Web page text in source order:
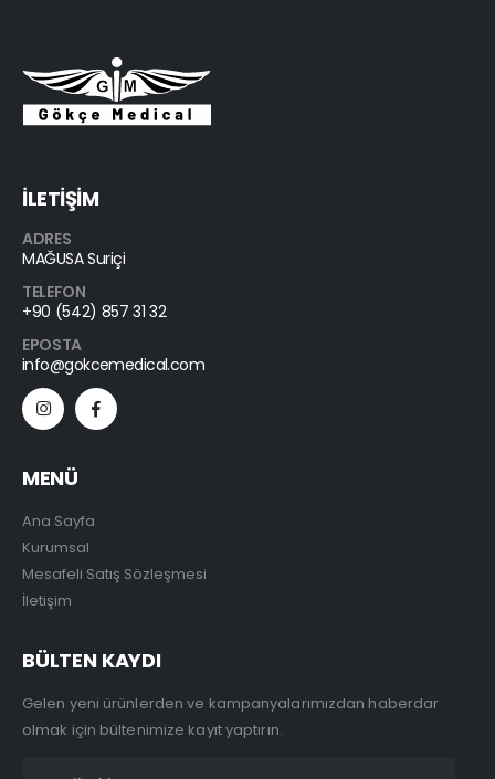
İLETİŞİM
ADRES
MAĞUSA Suriçi
TELEFON
+90 (542) 857 31 32
EPOSTA
info@gokcemedical.com
MENÜ
Ana Sayfa
Kurumsal
Mesafeli Satış Sözleşmesi
İletişim
BÜLTEN KAYDI
Gelen yeni ürünlerden ve kampanyalarımızdan haberdar
olmak için bültenimize kayıt yaptırın.